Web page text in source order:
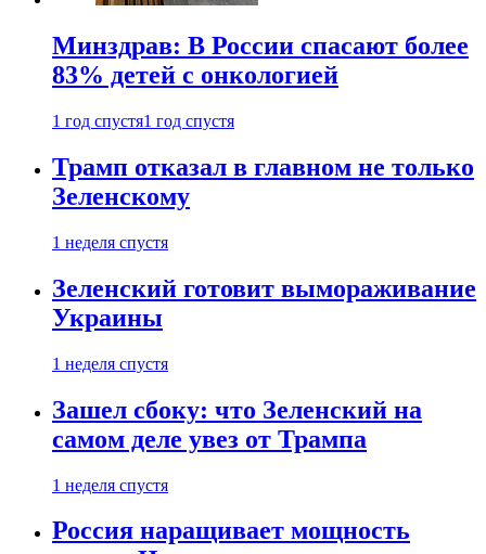
Минздрав: В России спасают более
83% детей с онкологией
1 год спустя1 год спустя
Трамп отказал в главном не только
Зеленскому
1 неделя спустя
Зеленский готовит вымораживание
Украины
1 неделя спустя
Зашел сбоку: что Зеленский на
самом деле увез от Трампа
1 неделя спустя
Россия наращивает мощность